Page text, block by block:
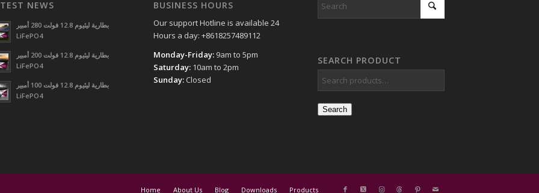
NEWS
بطارية ليثيوم 12.8 فولت 280 أمبير
LiFePO4
بطارية ليثيوم 12.8 فولت 200 أمبير
LiFePO4
بطارية ليثيوم 12.8 فولت 100 أمبير
LiFePO4
BUSINESS HOURS
Our support Hotline is available 24
Hours a day: +8618257489112
Monday-Friday: 9am to 5pm
Saturday: 10am to 2pm
Sunday: Closed
SEARCH PRODUCT
Search
Home About Us Blog Downloads Products